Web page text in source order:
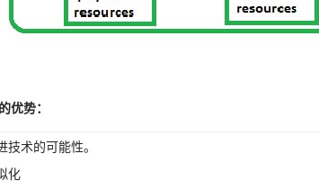
优势：
技术的可能性。
化